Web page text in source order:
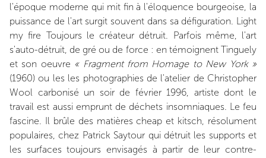
l'époque moderne qui mit fin à l'éloquence bourgeoise, la
puissance de l'art surgit souvent dans sa défiguration. Light
my fire Toujours le créateur détruit. Parfois même, l'art
s'auto-détruit, de gré ou de force : en témoignent Tinguely
et son oeuvre « Fragment from Homage to New York »
(1960) ou les les photographies de l'atelier de Christopher
Wool carbonisé un soir de février 1996, artiste dont le
travail est aussi emprunt de déchets insomniaques. Le feu
fascine. Il brûle des matières cheap et kitsch, résolument
populaires, chez Patrick Saytour qui détruit les supports et
les surfaces toujours envisagés à partir de leur contre-